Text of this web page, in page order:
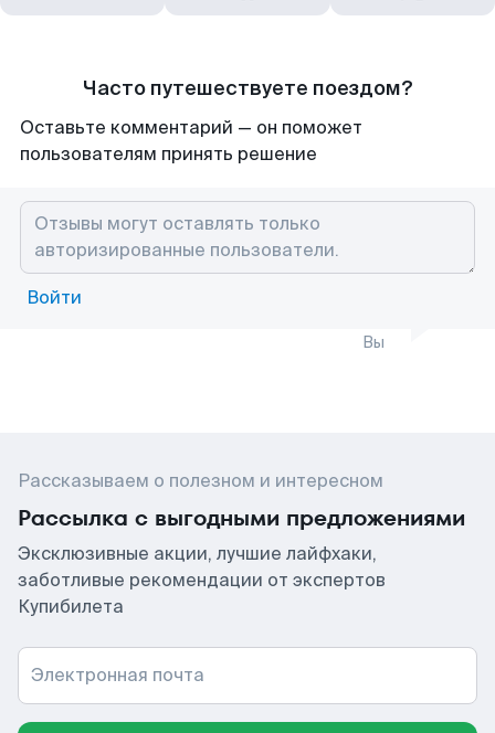
Часто путешествуете поездом?
Оставьте комментарий — он поможет
пользователям принять решение
Войти
Вы
Рассказываем о полезном и интересном
Рассылка с выгодными предложениями
Эксклюзивные акции, лучшие лайфхаки,
заботливые рекомендации от экспертов
Купибилета
Электронная почта